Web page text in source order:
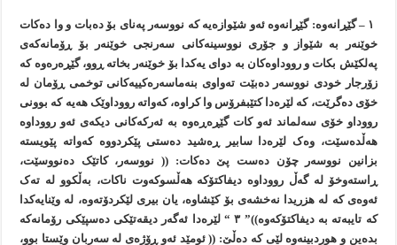
١ – گێڕانەوە: گێڕانەوە ئەو شێوازەيە کە نووسەر پەنای بۆ دەبات و وا دەکات
خوێنەر بە شێواز و جۆری نووسينەکانی سەرنجی خوێنەر بۆ ڕۆمانەکەی
پەلکێش بکات و رووداوەکان بە دوای يەکدا بۆ خوێنەر بخاتە ڕوو، گێڕەرەوە کە
زۆرجار خودی نووسەر دەبێت تەواوی بنەماسەرەکييەکانی توخمی ڕۆمان لە
خۆی دەگرێت، کە لێرەدا کتێبفرۆس وا کراوە، کەواتە رووداوێک هەيە کە بوونی
رووداو خۆی سەلماند ئەو کات گێڕەڕەوە بە ئەرکەکانی ديکەی ئەو رووداوە
هەڵدەسێت، وەک لێرەدا سابير ڕەشيد دەستی پێکردووە کەواتە پێويستە
بزانين نووسەر چۆن دەست پێ دەکات: (( نووسەر، کاتێک دەنووسێت،
ڕاستەوخۆ لە گەڵ رووداوە ديفاکتۆکە هەڵسوکەوت ناکات، بەڵکوو لە تەک
ئەوەی کە لە هزريدا نەخشەی بۆ کێشاوە، يان بيری لێکردۆتەوە، لە وێنايەکدا
کە تايبەتە بە ديفاکتۆکەوە))” ٣ “ لێرەدا ئەگەر ديقەتێکی دەسپێکی رۆمانەکە
بدەين و هوردبينەوە لێی کە دەڵێ: (( ئومێد ئەو ڕۆژەی لە سەربان وێستا بوو،